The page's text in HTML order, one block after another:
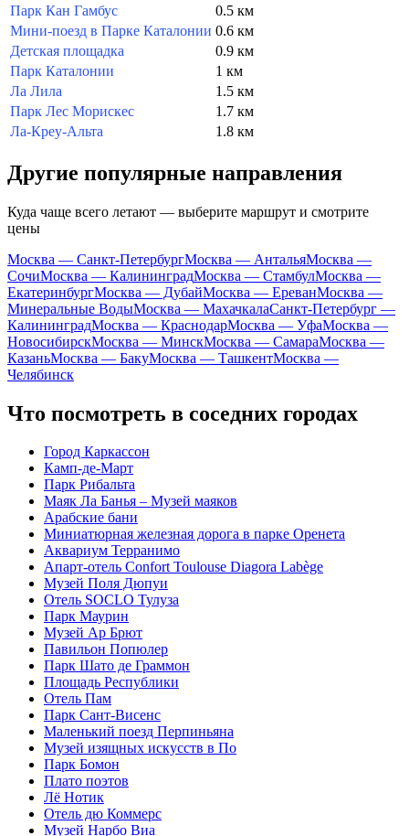
Парк Кан Гамбус
0.5 км
Мини-поезд в Парке Каталонии 0.6 км
Детская площадка
0.9 км
Парк Каталонии
1 км
Ла Лила
1.5 км
Парк Лес Морискес
1.7 км
Ла-Креу-Альта
1.8 км
Другие популярные направления
Куда чаще всего летают — выберите маршрут и смотрите
цены
Москва — Санкт-ПетербургМосква — АнтальяМосква —
СочиМосква — КалининградМосква — СтамбулМосква —
ЕкатеринбургМосква — ДубайМосква — ЕреванМосква —
Минеральные ВодыМосква — МахачкалаСанкт-Петербург —
КалининградМосква — КраснодарМосква — УфаМосква —
НовосибирскМосква — МинскМосква — СамараМосква —
КазаньМосква — БакуМосква — ТашкентМосква —
Челябинск
Что посмотреть в соседних городах
Город Каркассон
Камп-де-Март
Парк Рибальта
Маяк Ла Банья – Музей маяков
Арабские бани
Миниатюрная железная дорога в парке Оренета
Аквариум Терранимо
Апарт-отель Confort Toulouse Diagora Labège
Музей Поля Дюпуи
Отель SOCLO Тулуза
Парк Маурин
Музей Ар Брют
Павильон Попюлер
Парк Шато де Граммон
Площадь Республики
Отель Пам
Парк Сант-Висенс
Маленький поезд Перпиньяна
Музей изящных искусств в По
Парк Бомон
Плато поэтов
Лё Нотик
Отель дю Коммерс
Музей Нарбо Виа